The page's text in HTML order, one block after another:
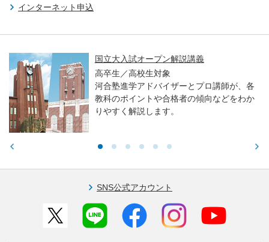
インターネット申込
国立大入試オープン解説講義
高卒生／高校生対象
河合塾進学アドバイザーとプロ講師が、各
教科のポイントや合格者の傾向などをわか
りやすく解説します。
SNS公式アカウント